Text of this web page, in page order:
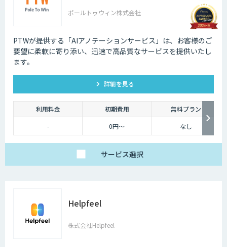
ポールトゥウィン株式会社
PTWが提供する「AIアノテーションサービス」は、お客様のご
要望に柔軟に寄り添い、迅速で高品質なサービスを提供いたし
ます。
詳細を見る
利用料金 初期費用
無料プラン
-
0円～ なし
サービス選択
Helpfeel
株式会社Helpfeel